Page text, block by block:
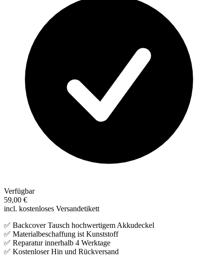
Verfügbar
59,00 €
incl. kostenloses Versandetikett
✅ Backcover Tausch hochwertigem Akkudeckel
✅ Materialbeschaffung ist Kunststoff
✅ Reparatur innerhalb 4 Werktage
✅ Kostenloser Hin und Rückversand